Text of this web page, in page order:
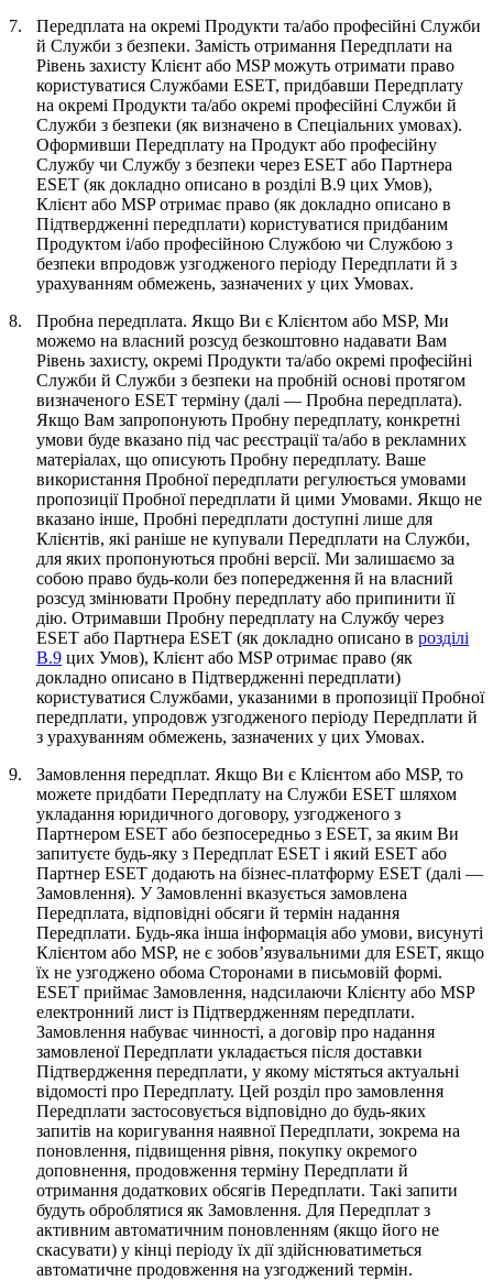
7.
Передплата на окремі Продукти та/або професійні Служби
й Служби з безпеки. Замість отримання Передплати на
Рівень захисту Клієнт або MSP можуть отримати право
користуватися Службами ESET, придбавши Передплату
на окремі Продукти та/або окремі професійні Служби й
Служби з безпеки (як визначено в Спеціальних умовах).
Оформивши Передплату на Продукт або професійну
Службу чи Службу з безпеки через ESET або Партнера
ESET (як докладно описано в розділі B.9 цих Умов),
Клієнт або MSP отримає право (як докладно описано в
Підтвердженні передплати) користуватися придбаним
Продуктом і/або професійною Службою чи Службою з
безпеки впродовж узгодженого періоду Передплати й з
урахуванням обмежень, зазначених у цих Умовах.
8.
Пробна передплата. Якщо Ви є Клієнтом або MSP, Ми
можемо на власний розсуд безкоштовно надавати Вам
Рівень захисту, окремі Продукти та/або окремі професійні
Служби й Служби з безпеки на пробній основі протягом
визначеного ESET терміну (далі — Пробна передплата).
Якщо Вам запропонують Пробну передплату, конкретні
умови буде вказано під час реєстрації та/або в рекламних
матеріалах, що описують Пробну передплату. Ваше
використання Пробної передплати регулюється умовами
пропозиції Пробної передплати й цими Умовами. Якщо не
вказано інше, Пробні передплати доступні лише для
Клієнтів, які раніше не купували Передплати на Служби,
для яких пропонуються пробні версії. Ми залишаємо за
собою право будь-коли без попередження й на власний
розсуд змінювати Пробну передплату або припинити її
дію. Отримавши Пробну передплату на Службу через
ESET або Партнера ESET (як докладно описано в розділі
B.9 цих Умов), Клієнт або MSP отримає право (як
докладно описано в Підтвердженні передплати)
користуватися Службами, указаними в пропозиції Пробної
передплати, упродовж узгодженого періоду Передплати й
з урахуванням обмежень, зазначених у цих Умовах.
9.
Замовлення передплат. Якщо Ви є Клієнтом або MSP, то
можете придбати Передплату на Служби ESET шляхом
укладання юридичного договору, узгодженого з
Партнером ESET або безпосередньо з ESET, за яким Ви
запитуєте будь-яку з Передплат ESET і який ESET або
Партнер ESET додають на бізнес-платформу ESET (далі —
Замовлення). У Замовленні вказується замовлена
Передплата, відповідні обсяги й термін надання
Передплати. Будь-яка інша інформація або умови, висунуті
Клієнтом або MSP, не є зобов’язувальними для ESET, якщо
їх не узгоджено обома Сторонами в письмовій формі.
ESET приймає Замовлення, надсилаючи Клієнту або MSP
електронний лист із Підтвердженням передплати.
Замовлення набуває чинності, а договір про надання
замовленої Передплати укладається після доставки
Підтвердження передплати, у якому містяться актуальні
відомості про Передплату. Цей розділ про замовлення
Передплати застосовується відповідно до будь-яких
запитів на коригування наявної Передплати, зокрема на
поновлення, підвищення рівня, покупку окремого
доповнення, продовження терміну Передплати й
отримання додаткових обсягів Передплати. Такі запити
будуть оброблятися як Замовлення. Для Передплат з
активним автоматичним поновленням (якщо його не
скасувати) у кінці періоду їх дії здійснюватиметься
автоматичне продовження на узгоджений термін.